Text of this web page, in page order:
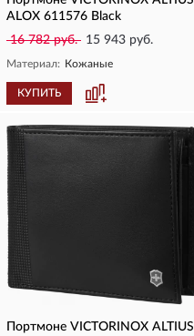
ALOX 611576 Black
16 782 руб. 15 943 руб.
Материал: Кожаные
КУПИТЬ
Портмоне VICTORINOX ALTIUS